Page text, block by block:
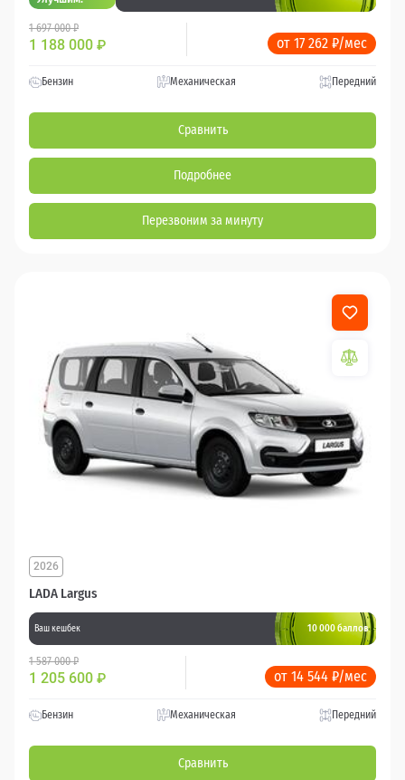
1 697 000 ₽
1 188 000 ₽ от 17 262 ₽/мес
Бензин Механическая Передний
Сравнить
Подробнее
Перезвоним за минуту
LADA Largus
2026
Ваш кешбек 10 000 баллов
1 587 000 ₽
1 205 600 ₽ от 14 544 ₽/мес
Бензин Механическая Передний
Сравнить